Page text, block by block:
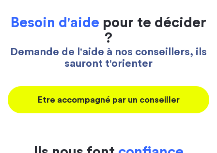
Besoin d'aide pour te décider
?
Demande de l'aide à nos conseillers, ils
sauront t'orienter
Etre accompagné par un conseiller